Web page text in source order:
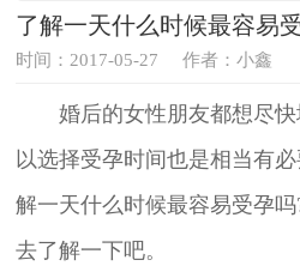
了解一天什么时候最容易
时间：2017-05-27 作者：小鑫
婚后的女性朋友都想尽快
以选择受孕时间也是相当有
解一天什么时候最容易受孕
去了解一下吧。